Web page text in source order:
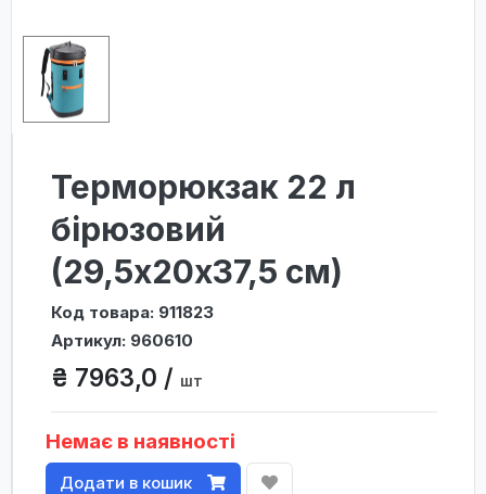
Терморюкзак 22 л
бірюзовий
(29,5х20х37,5 см)
Код товара: 911823
Артикул: 960610
₴ 7963,0 / шт
Немає в наявності
Додати в кошик